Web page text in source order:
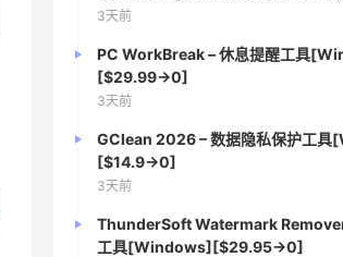
3天前
PC WorkBreak – 休息提醒工具
[$29.99→0]
3天前
GClean 2026 – 数据隐私保护工
[$14.9→0]
3天前
ThunderSoft Watermark
工具[Windows][$29.95→0]